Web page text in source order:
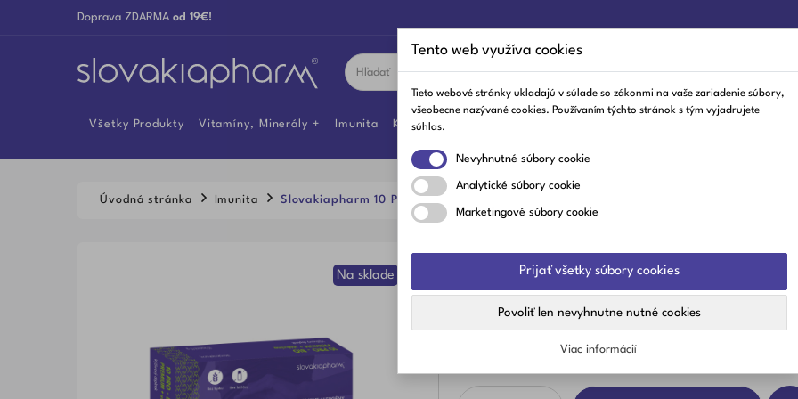
Doprava ZDARMA od 19€!
Všetky Produkty Vitamíny, Minerály Imunita Kĺby A Svaly
Úvodná stránka Imunita Slovakiapharm 10 PRO - BIO PREMIUM + vláknina kapsuly 10 ks
Na sklade Slovakiapharm 10 PRO - BIO
Kategorie:Imunita
Tento web využíva cookies
Tieto webové stránky ukladajú v súlade so zákonmi na vaše zariadenie súbory,
všeobecne nazývané cookies. Používaním týchto stránok s tým vyjadrujete
súhlas.
Nevyhnutné súbory cookie
Analytické súbory cookie
Marketingové súbory cookie
Prijať všetky súbory cookies
Povoliť len nevyhnutne nutné cookies
Viac informácií